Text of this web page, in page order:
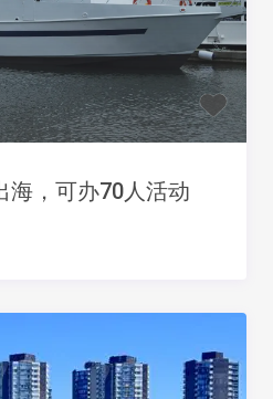
海，可办70人活动